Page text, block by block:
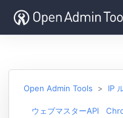
Open Admin Tools IP
ウェブマスターAPI